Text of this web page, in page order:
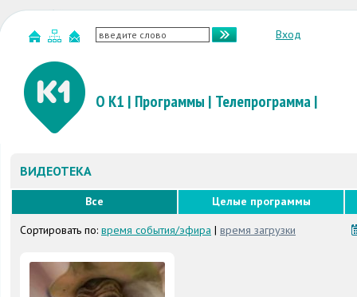
Вход
О К1 | Программы | Телепрограмма|
ВИДЕОТЕКА
Все
Целые программы
Сортировать по: время события/эфира | время загрузки